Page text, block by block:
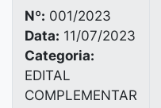
Nº: 001/2023
Data: 11/07/2023
Categoria:
EDITAL
COMPLEMENTAR